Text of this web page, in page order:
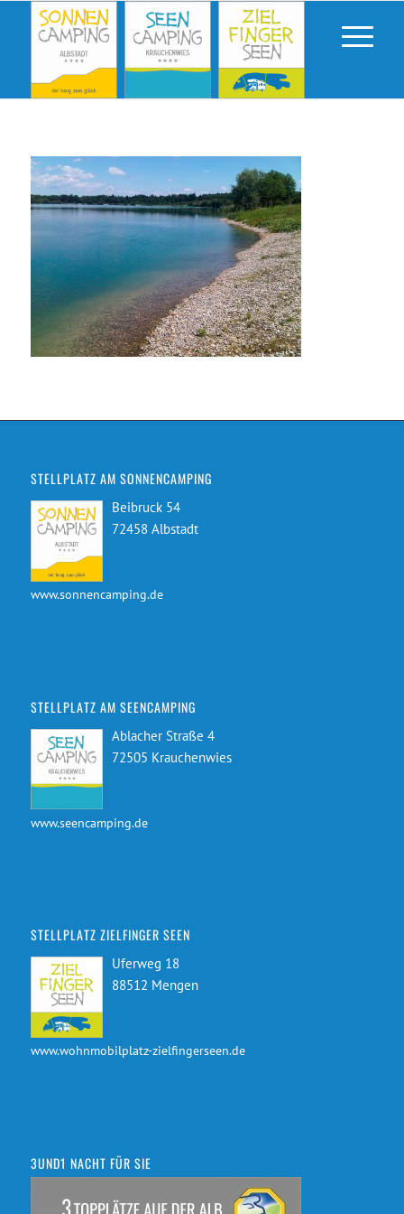
STELLPLATZ AM SONNENCAMPING
Beibruck 54
72458 Albstadt
www.sonnencamping.de
STELLPLATZ AM SEENCAMPING
Ablacher Straße 4
72505 Krauchenwies
www.seencamping.de
STELLPLATZ ZIELFINGER SEEN
Uferweg 18
88512 Mengen
www.wohnmobilplatz-zielfingerseen.de
3UND1 NACHT FÜR SIE